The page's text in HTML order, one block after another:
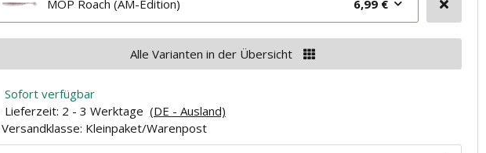
MOP Roach (AM-Edition)
6,99 €
Alle Varianten in der Übersicht
Sofort verfügbar
Lieferzeit: 2 - 3 Werktage (DE - Ausland)
Versandklasse: Kleinpaket/Warenpost